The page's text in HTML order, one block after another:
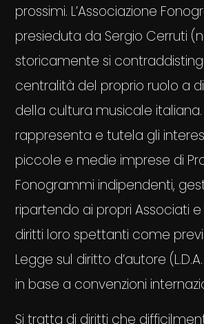
prossimi. L’Associazione
presieduta da Sergio Cerruti
storicamente si
centralità del proprio ruolo a
della cultura musicale italiana.
rappresenta e tutela gli
piccole e medie imprese di
Fonogrammi indipendenti,
ripartendo ai propri Associati
diritti loro spettanti come
Legge sul diritto d’autore
in base a convenzioni
Si tratta di diritti che